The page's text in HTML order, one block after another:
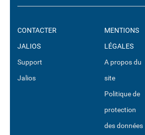
CONTACTER
JALIOS
Support
Jalios
MENTIONS
LÉGALES
A propos du
site
Politique de
protection
des données